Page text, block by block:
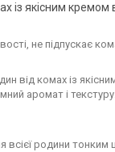
із якісним кремом
не підпускає
від комах із
аромат і
всієї родини